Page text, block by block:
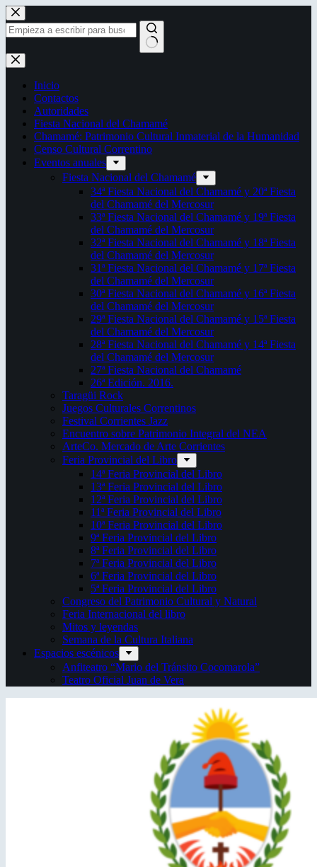
Saltar
al
contenido
Sin
resultados
Inicio
Contactos
Autoridades
Fiesta Nacional del Chamamé
Chamamé: Patrimonio Cultural Inmaterial de la Humanidad
Censo Cultural Correntino
Eventos anuales
Fiesta Nacional del Chamamé
34ª Fiesta Nacional del Chamamé y 20ª Fiesta
del Chamamé del Mercosur
33ª Fiesta Nacional del Chamamé y 19ª Fiesta
del Chamamé del Mercosur
32ª Fiesta Nacional del Chamamé y 18ª Fiesta
del Chamamé del Mercosur
31ª Fiesta Nacional del Chamamé y 17ª Fiesta
del Chamamé del Mercosur
30ª Fiesta Nacional del Chamamé y 16ª Fiesta
del Chamamé del Mercosur
29ª Fiesta Nacional del Chamamé y 15ª Fiesta
del Chamamé del Mercosur
28ª Fiesta Nacional del Chamamé y 14ª Fiesta
del Chamamé del Mercosur
27ª Fiesta Nacional del Chamamé
26ª Edición. 2016.
Taragüi Rock
Juegos Culturales Correntinos
Festival Corrientes Jazz
Encuentro sobre Patrimonio Integral del NEA
ArteCo. Mercado de Arte Corrientes
Feria Provincial del Libro
14ª Feria Provincial del Libro
13ª Feria Provincial del Libro
12ª Feria Provincial del Libro
11ª Feria Provincial del Libro
10ª Feria Provincial del Libro
9ª Feria Provincial del Libro
8ª Feria Provincial del Libro
7ª Feria Provincial del Libro
6ª Feria Provincial del Libro
5ª Feria Provincial del Libro
Congreso del Patrimonio Cultural y Natural
Feria Internacional del libro
Mitos y leyendas
Semana de la Cultura Italiana
Espacios escénicos
Anfiteatro “Mario del Tránsito Cocomarola”
Teatro Oficial Juan de Vera